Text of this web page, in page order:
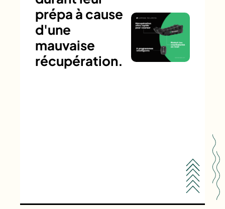
prépa à cause
d'une
mauvaise
récupération.